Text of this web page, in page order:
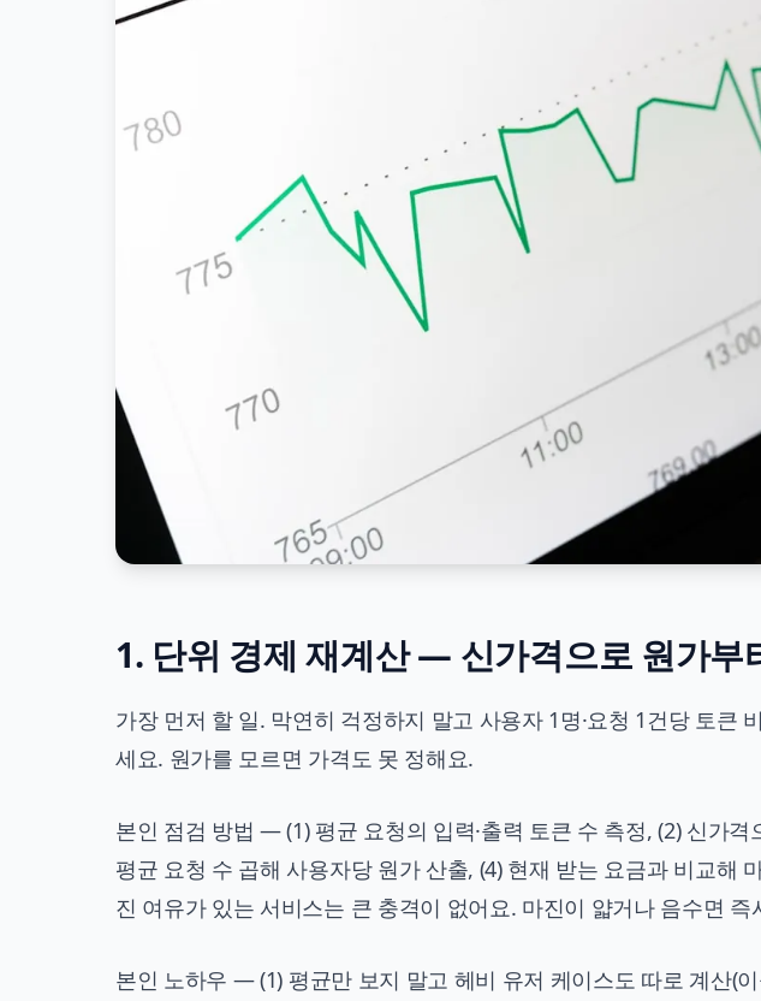
1. 단위 경제 재계산 — 신가격으로 원가부
가장 먼저 할 일. 막연히 걱정하지 말고 사용자 1명·요청 1건당 토큰
세요. 원가를 모르면 가격도 못 정해요.
본인 점검 방법 — (1) 평균 요청의 입력·출력 토큰 수 측정, (2) 신가
평균 요청 수 곱해 사용자당 원가 산출, (4) 현재 받는 요금과 비교해
진 여유가 있는 서비스는 큰 충격이 없어요. 마진이 얇거나 음수면 즉
본인 노하우 — (1) 평균만 보지 말고 헤비 유저 케이스도 따로 계산(